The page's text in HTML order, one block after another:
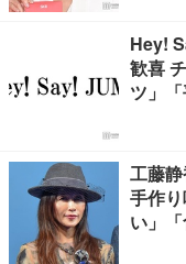
Hey!
歓喜
ツ」
工藤
手作
い」「